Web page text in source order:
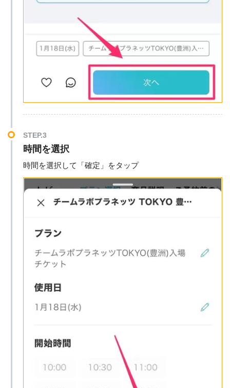
STEP.3
時間を選択
時間を選択して「確定」をタップ